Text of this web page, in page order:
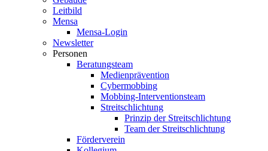
Leitbild
Mensa
Mensa-Login
Newsletter
Personen
Beratungsteam
Medienprävention
Cybermobbing
Mobbing-Interventionsteam
Streitschlichtung
Prinzip der Streitschlichtung
Team der Streitschlichtung
Förderverein